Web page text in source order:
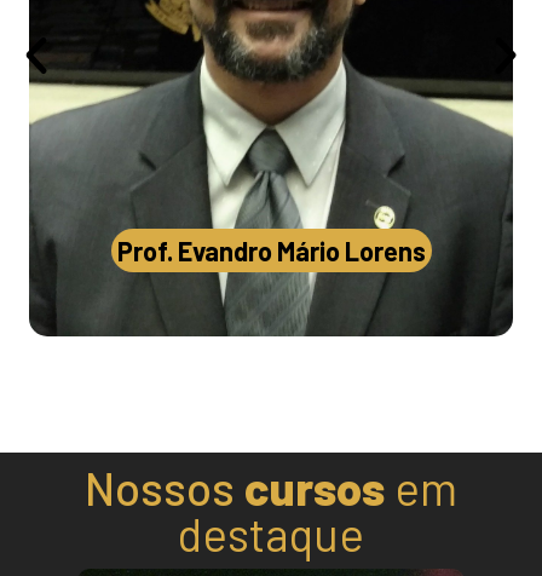
Prof. Evandro Mário Lorens
Prof. Evandro Mário Lorens
Mestre em Ciência da Informação pela UnB,
especialista em Telecomunicações e Redes pela
UFES, bacharel em Ciência da Computação pela
UFES. Certificações CCFC, ACI, ACE, CCO, CRO,
CCPA, CASA, CBE, CPET, CCPO, CCI, CCFC e CRC.
Perito Criminal Federal desde 2009. Diretor da APCF
– Associação Nacional dos Peritos Criminais
Nossos cursos em
destaque